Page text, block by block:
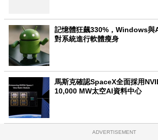
記憶體狂飆330%，Windows
對系統進行軟體瘦身
馬斯克確認SpaceX全面採用
10,000 MW太空AI資料中心
ADVERTISEMENT